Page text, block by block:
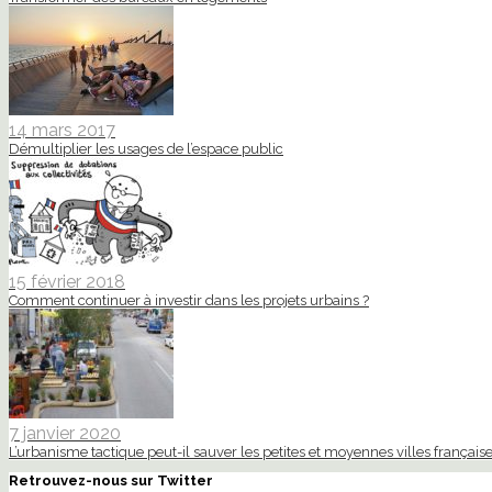
14 mars 2017
Démultiplier les usages de l’espace public
15 février 2018
Comment continuer à investir dans les projets urbains ?
7 janvier 2020
L’urbanisme tactique peut-il sauver les petites et moyennes villes
Retrouvez-nous sur Twitter